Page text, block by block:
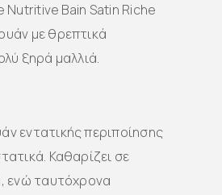
Nutritive Bain Satin Riche
με θρεπτικά
ξηρά μαλλιά.
εντατικής περιποίησης
Καθαρίζει σε
ενώ ταυτόχρονα